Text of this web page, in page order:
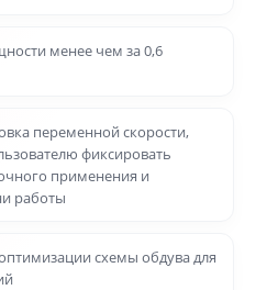
менее чем за 0,6
переменной скорости,
фиксировать
применения и
работы
схемы обдува для